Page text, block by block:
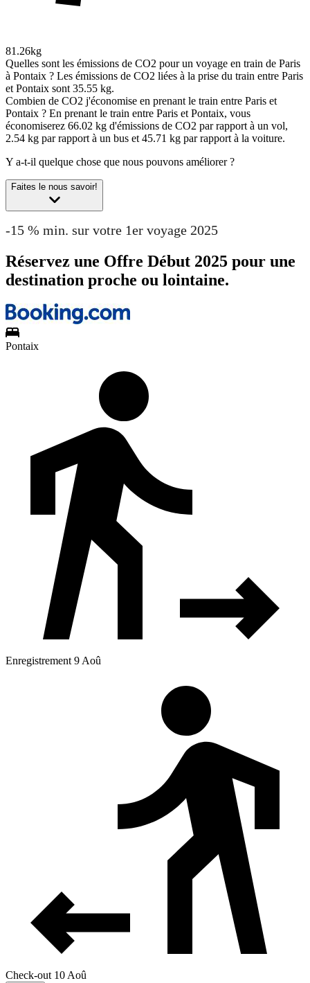
81.26kg
Quelles sont les émissions de CO2 pour un voyage en train de Paris
à Pontaix ? Les émissions de CO2 liées à la prise du train entre Paris
et Pontaix sont 35.55 kg.
Combien de CO2 j'économise en prenant le train entre Paris et
Pontaix ? En prenant le train entre Paris et Pontaix, vous
économiserez 66.02 kg d'émissions de CO2 par rapport à un vol,
2.54 kg par rapport à un bus et 45.71 kg par rapport à la voiture.
Y a-t-il quelque chose que nous pouvons améliorer ?
Faites le nous savoir!
-15 % min. sur votre 1er voyage 2025
Réservez une Offre Début 2025 pour une
destination proche ou lointaine.
Pontaix
Enregistrement 9 Aoû
Check-out 10 Aoû